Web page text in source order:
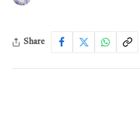
Share